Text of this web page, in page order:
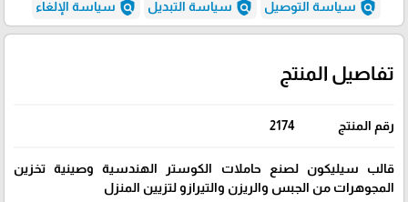
policy سياسة التوصيل policy سياسة التبديل policy سياسة الإلغاء
تفاصيل المنتج
رقم المنتج 2174
قالب سيليكون لصنع حاملات الكوستر الهندسية وصينية تخزين
المجوهرات من الجبس والريزن والتيرازو لتزيين المنزل